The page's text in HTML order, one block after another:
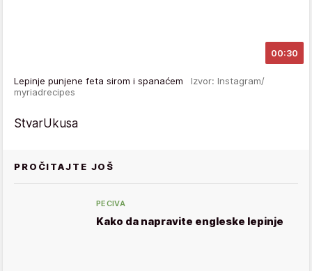
00:30
Lepinje punjene feta sirom i spanaćem Izvor: Instagram/
myriadrecipes
StvarUkusa
PROČITAJTE JOŠ
PECIVA
Kako da napravite engleske lepinje